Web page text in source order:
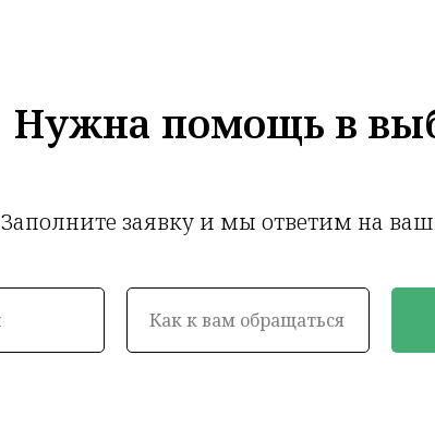
Нужна помощь в
Заполните заявку и мы ответим на